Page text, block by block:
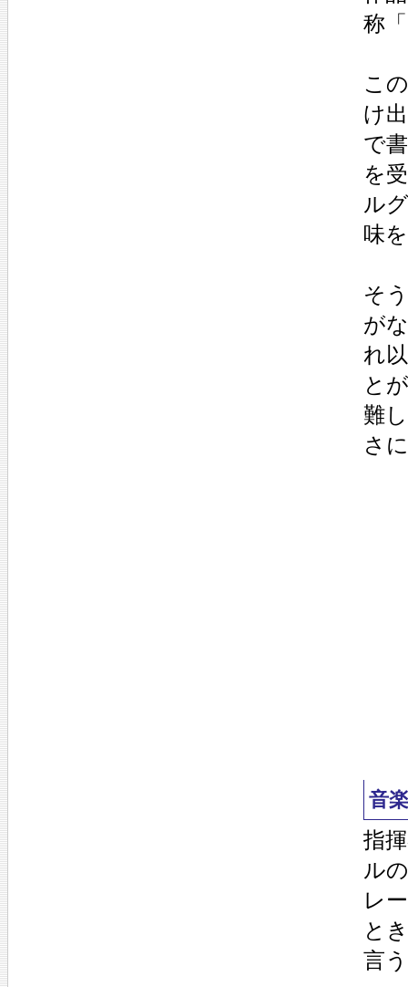
称
こ
け
で
を
ル
味
そ
が
れ
と
難
さ
音
指
ル
レ
と
言